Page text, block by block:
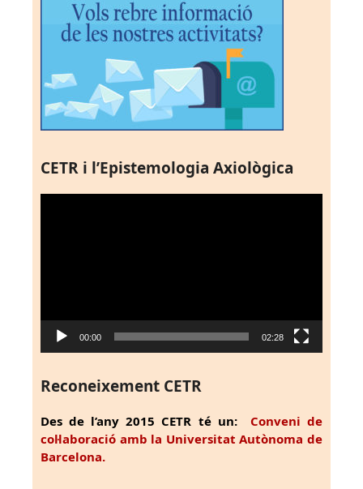
CETR i l’Epistemologia Axiològica
00:00 02:28
Reconeixement CETR
Des de l’any 2015 CETR té un: Conveni de
col·laboració amb la Universitat Autònoma de
Barcelona.